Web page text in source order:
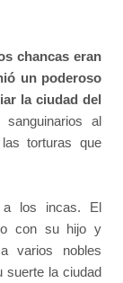
chancas eran
un poderoso
la ciudad del
al
torturas que
a los incas. El
con su hijo y
varios nobles
suerte la ciudad